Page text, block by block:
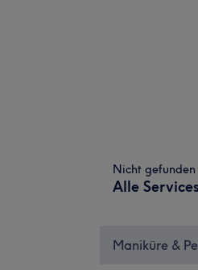
Nicht gefunden
Alle Services
Maniküre &